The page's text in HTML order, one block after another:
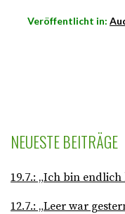
Veröffentlicht in:
NEUESTE BEITRÄGE
19.7.: „Ich bin
12.7.: „Leer war